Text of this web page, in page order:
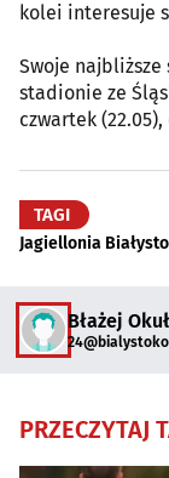
kolei interesuje
Swoje najbliższe
stadionie ze
czwartek
TAGI
Jagiellonia
Błażej
PRZECZYTAJ